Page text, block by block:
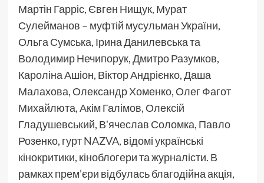
Мартін Гарріс, Євген Нищук, Мурат
Сулейманов – муфтій мусульман України,
Ольга Сумська, Ірина Данилевська та
Володимир Нечипорук, Дмитро Разумков,
Кароліна Ашіон, Віктор Андрієнко, Даша
Малахова, Олександр Хоменко, Олег Фагот
Михайлюта, Акім Галімов, Олексій
Гладушевський, Вʼячеслав Соломка, Павло
Розенко, гурт NAZVA, відомі українські
кінокритики, кіноблогери та журналісти. В
рамках прем’єри відбулась благодійна акція,